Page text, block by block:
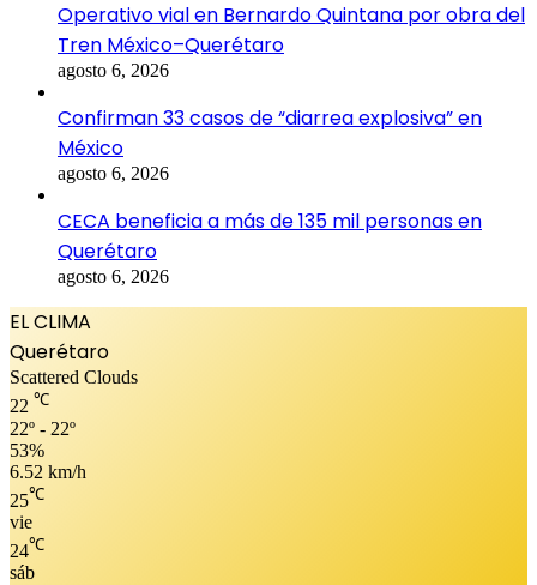
Operativo vial en Bernardo Quintana por obra del
Tren México–Querétaro
agosto 6, 2026
Confirman 33 casos de “diarrea explosiva” en
México
agosto 6, 2026
CECA beneficia a más de 135 mil personas en
Querétaro
agosto 6, 2026
EL CLIMA
Querétaro
Scattered Clouds
22 ℃
22º - 22º
53%
6.52 km/h
25℃
vie
24℃
sáb